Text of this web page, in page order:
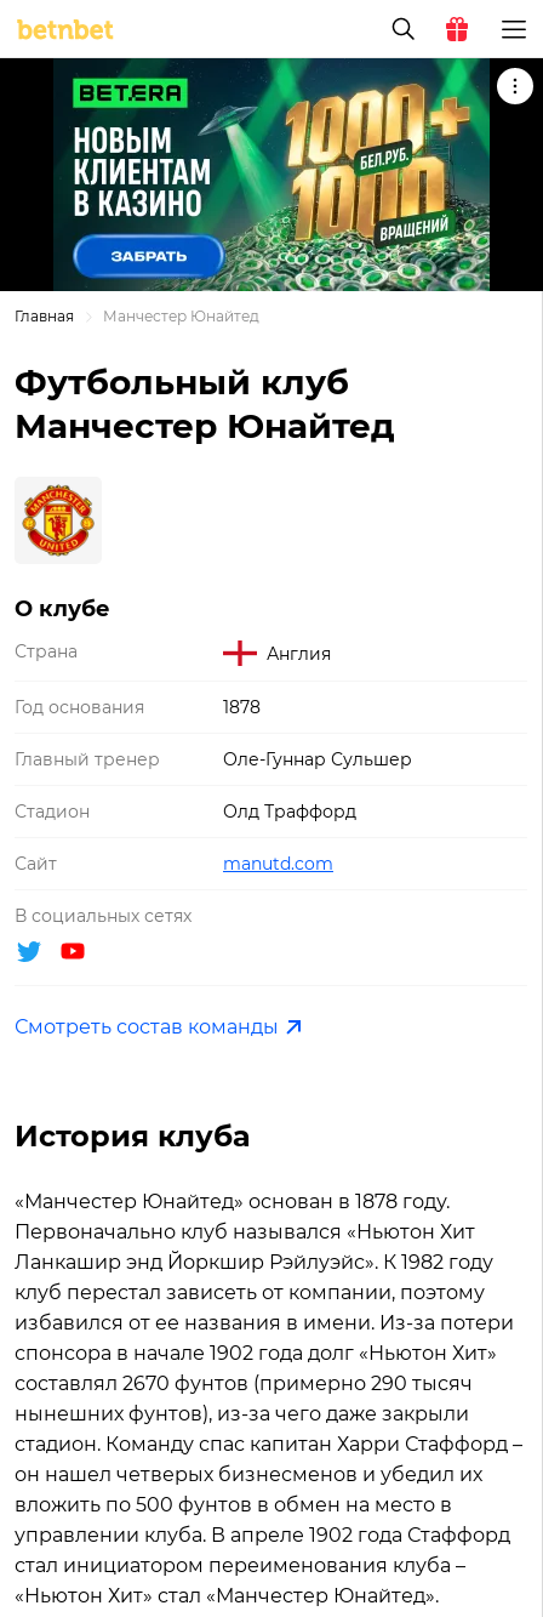
Главная Манчестер Юнайтед
Футбольный клуб
Манчестер Юнайтед
О клубе
Страна Англия
Год основания 1878
Главный тренер Оле-Гуннар Сульшер
Стадион Олд Траффорд
Сайт manutd.com
В социальных сетях
Смотреть состав команды
История клуба
«Манчестер Юнайтед» основан в 1878 году.
Первоначально клуб назывался «Ньютон Хит
Ланкашир энд Йоркшир Рэйлуэйс». К 1982 году
клуб перестал зависеть от компании, поэтому
избавился от ее названия в имени. Из-за потери
спонсора в начале 1902 года долг «Ньютон Хит»
составлял 2670 фунтов (примерно 290 тысяч
нынешних фунтов), из-за чего даже закрыли
стадион. Команду спас капитан Харри Стаффорд –
он нашел четверых бизнесменов и убедил их
вложить по 500 фунтов в обмен на место в
управлении клуба. В апреле 1902 года Стаффорд
стал инициатором переименования клуба –
«Ньютон Хит» стал «Манчестер Юнайтед».